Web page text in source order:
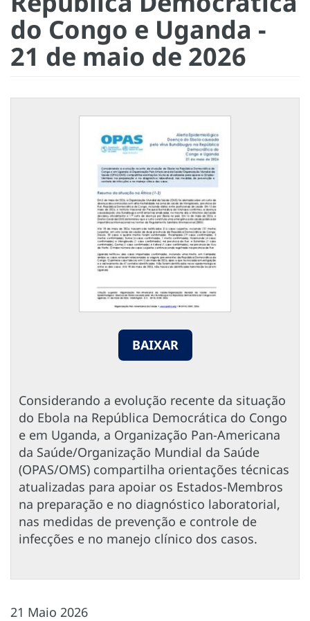
do Congo e Uganda -
21 de maio de 2026
BAIXAR
Considerando a evolução recente da situação
do Ebola na República Democrática do Congo
e em Uganda, a Organização Pan-Americana
da Saúde/Organização Mundial da Saúde
(OPAS/OMS) compartilha orientações técnicas
atualizadas para apoiar os Estados-Membros
na preparação e no diagnóstico laboratorial,
nas medidas de prevenção e controle de
infecções e no manejo clínico dos casos.
21 Maio 2026